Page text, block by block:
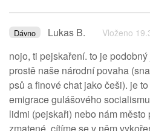
Dávno Lukas B. Vloženo
nojo, ti pejskaření. to je
prostě naše národní povaha
psů a finové chat jako češi). je
emigrace gulášového
lidmi (pejskaři) nebo nám